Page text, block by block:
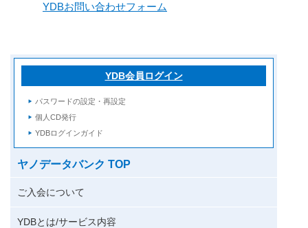
YDBお問い合わせフォーム
YDB会員ログイン
パスワードの設定・再設定
個人CD発行
YDBログインガイド
ヤノデータバンク TOP
ご入会について
YDBとは/サービス内容